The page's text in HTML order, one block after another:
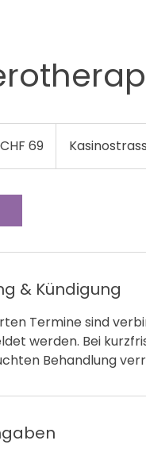
CHF 69
& Kündigung
Termine sind
werden. Bei
Behandlung